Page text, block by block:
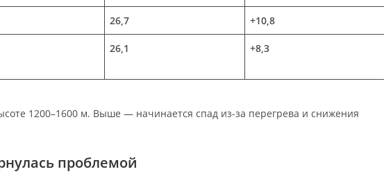
26,7 +10,8
26,1 +8,3
1200–1600 м. Выше — начинается спад из-за перегрева и снижения
проблемой